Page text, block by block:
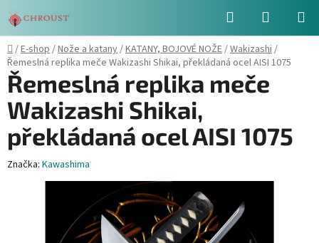
na
obsah
Hledat
KOŠÍK
Domů
/E-shop/Nože a katany/KATANY, BOJOVÉ NOŽE/Wakizashi/
Řemeslná replika meče Wakizashi Shikai, překládaná ocel AISI 1075
Řemeslná replika meče
Wakizashi Shikai,
překládaná ocel AISI 1075
Značka: Kawashima